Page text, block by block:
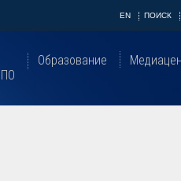
EN ПОИСК
Образование